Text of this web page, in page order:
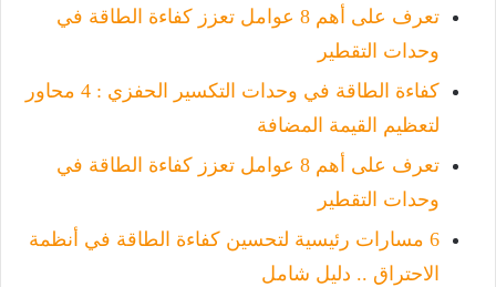
تعرف على أهم 8 عوامل تعزز كفاءة الطاقة في
وحدات التقطير
كفاءة الطاقة في وحدات التكسير الحفزي : 4 محاور
لتعظيم القيمة المضافة
تعرف على أهم 8 عوامل تعزز كفاءة الطاقة في
وحدات التقطير
6 مسارات رئيسية لتحسين كفاءة الطاقة في أنظمة
الاحتراق .. دليل شامل